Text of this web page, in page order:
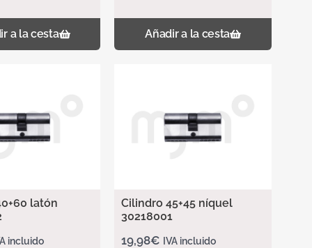
a la cesta Añadir a la cesta
latón
incluido
Cilindro 45+45 níquel
30218001
19,98€ IVA incluido